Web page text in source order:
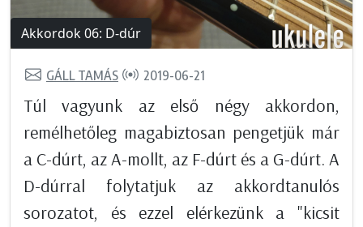
Akkordok 06: D-dúr
GÁLL TAMÁS 2019-06-21
Túl vagyunk az első négy akkordon,
remélhetőleg magabiztosan pengetjük már
a C-dúrt, az A-mollt, az F-dúrt és a G-dúrt. A
D-dúrral folytatjuk az akkordtanulós
sorozatot, és ezzel elérkezünk a "kicsit